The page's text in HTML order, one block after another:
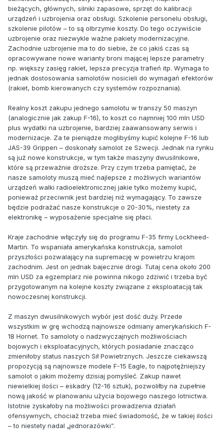
bieżących, głównych, silniki zapasowe, sprzęt do kalibracji
urządzeń i uzbrojenia oraz obsługi. Szkolenie personelu obsługi,
szkolenie pilotów – to są olbrzymie koszty. Do tego oczywiście
uzbrojenie oraz niezwykle ważne pakiety modernizacyjne.
Zachodnie uzbrojenie ma to do siebie, że co jakiś czas są
opracowywane nowe warianty broni mającej lepsze parametry
np. większy zasięg rakiet, lepsza precyzja trafień itp. Wymaga to
jednak dostosowania samolotów nosicieli do wymagań efektorów
(rakiet, bomb kierowanych czy systemów rozpoznania).
Realny koszt zakupu jednego samolotu w transzy 50 maszyn
(analogicznie jak zakup F-16), to koszt co najmniej 100 mln USD
plus wydatki na uzbrojenie, bardziej zaawansowany serwis i
modernizacje. Za te pieniądze moglibyśmy kupić kolejne F-16 lub
JAS-39 Grippen – doskonały samolot ze Szwecji. Jednak na rynku
są już nowe konstrukcje, w tym także maszyny dwusilnikowe,
które są przeważnie droższe. Przy czym trzeba pamiętać, że
nasze samoloty muszą mieć najlepsze z możliwych wariantów
urządzeń walki radioelektronicznej jakie tylko możemy kupić,
ponieważ przeciwnik jest bardziej niż wymagający. To zawsze
będzie podrażać nasze konstrukcje o 20-30%, niestety za
elektronikę – wyposażenie specjalne się płaci.
Kraje zachodnie włączyły się do programu F-35 firmy Lockheed-
Martin. To wspaniała amerykańska konstrukcja, samolot
przyszłości pozwalający na supremację w powietrzu krajom
zachodnim. Jest on jednak bajecznie drogi. Tutaj cena około 200
mln USD za egzemplarz nie powinna nikogo zdziwić i trzeba być
przygotowanym na kolejne koszty związane z eksploatacją tak
nowoczesnej konstrukcji.
Z maszyn dwusilnikowych wybór jest dość duży. Przede
wszystkim w grę wchodzą najnowsze odmiany amerykańskich F-
18 Hornet. To samoloty o nadzwyczajnych możliwościach
bojowych i eksploatacyjnych, których posiadanie znacząco
zmieniłoby status naszych Sił Powietrznych. Jeszcze ciekawszą
propozycją są najnowsze modele F-15 Eagle, to najpotężniejszy
samolot o jakim możemy dzisiaj pomyśleć. Zakup nawet
niewielkiej ilości – eskadry (12-16 sztuk), pozwoliłby na zupełnie
nową jakość w planowaniu użycia bojowego naszego lotnictwa.
Istotnie zyskałoby na możliwości prowadzenia działań
ofensywnych, chociaż trzeba mieć świadomość, że w takiej ilości
– to niestety nadal „jednorazówki”.